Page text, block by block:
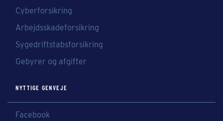
Cyberforsikring
Arbejdsskadeforsikring
Sygedriftstabsforsikring
Gebyrer og afgifter
NYTTIGE GENVEJE
Facebook